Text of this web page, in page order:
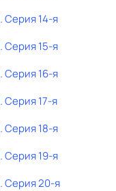
. Серия 14-я
. Серия 15-я
. Серия 16-я
. Серия 17-я
. Серия 18-я
. Серия 19-я
. Серия 20-я